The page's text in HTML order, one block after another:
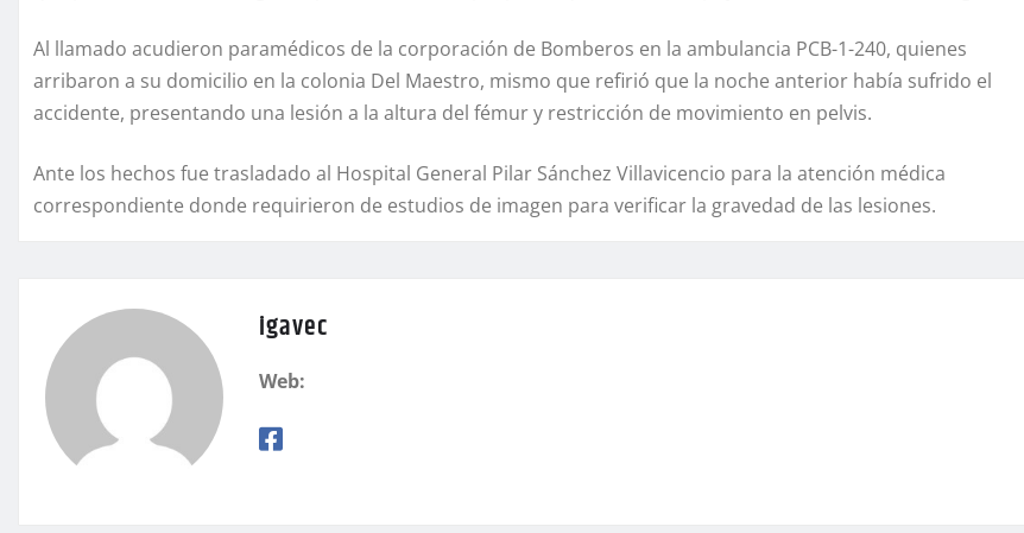
Al llamado acudieron paramédicos de la corporación de Bomberos en la ambulancia PCB-1-240, quienes
arribaron a su domicilio en la colonia Del Maestro, mismo que refirió que la noche anterior había sufrido el
accidente, presentando una lesión a la altura del fémur y restricción de movimiento en pelvis.
Ante los hechos fue trasladado al Hospital General Pilar Sánchez Villavicencio para la atención médica
correspondiente donde requirieron de estudios de imagen para verificar la gravedad de las lesiones.
igavec
Web: